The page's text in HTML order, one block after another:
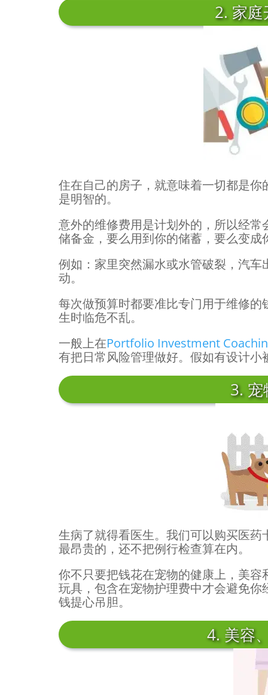
2. 家
住在自己的房子，就意味着一切都是
是明智的。
意外的维修费用是计划外的，所以经
储备金，要么用到你的储蓄，要么变
例如：家里突然漏水或水管破裂，汽
动。
每次做预算时都要准比专门用于维修
生时临危不乱。
一般上在Portfolio Investment
有把日常风险管理做好。假如有设计
3.
生病了就得看医生。我们可以购买医
最昂贵的，还不把例行检查算在内。
你不只要把钱花在宠物的健康上，美
玩具，包含在宠物护理费中才会避免
钱提心吊胆。
4. 美容